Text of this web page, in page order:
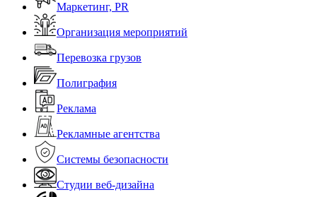
Маркетинг, PR
Организация мероприятий
Перевозка грузов
Полиграфия
Реклама
Рекламные агентства
Системы безопасности
Студии веб-дизайна